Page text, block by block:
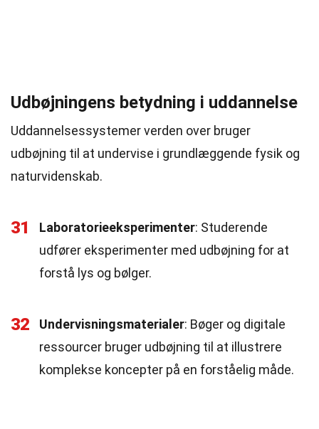
Udbøjningens betydning i uddannelse
Uddannelsessystemer verden over bruger
udbøjning til at undervise i grundlæggende fysik og
naturvidenskab.
31 Laboratorieeksperimenter: Studerende
udfører eksperimenter med udbøjning for at
forstå lys og bølger.
32 Undervisningsmaterialer: Bøger og digitale
ressourcer bruger udbøjning til at illustrere
komplekse koncepter på en forståelig måde.